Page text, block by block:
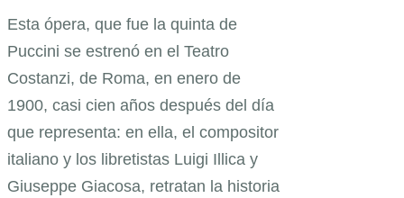
Esta ópera, que fue la quinta de
Puccini se estrenó en el Teatro
Costanzi, de Roma, en enero de
1900, casi cien años después del día
que representa: en ella, el compositor
italiano y los libretistas Luigi Illica y
Giuseppe Giacosa, retratan la historia